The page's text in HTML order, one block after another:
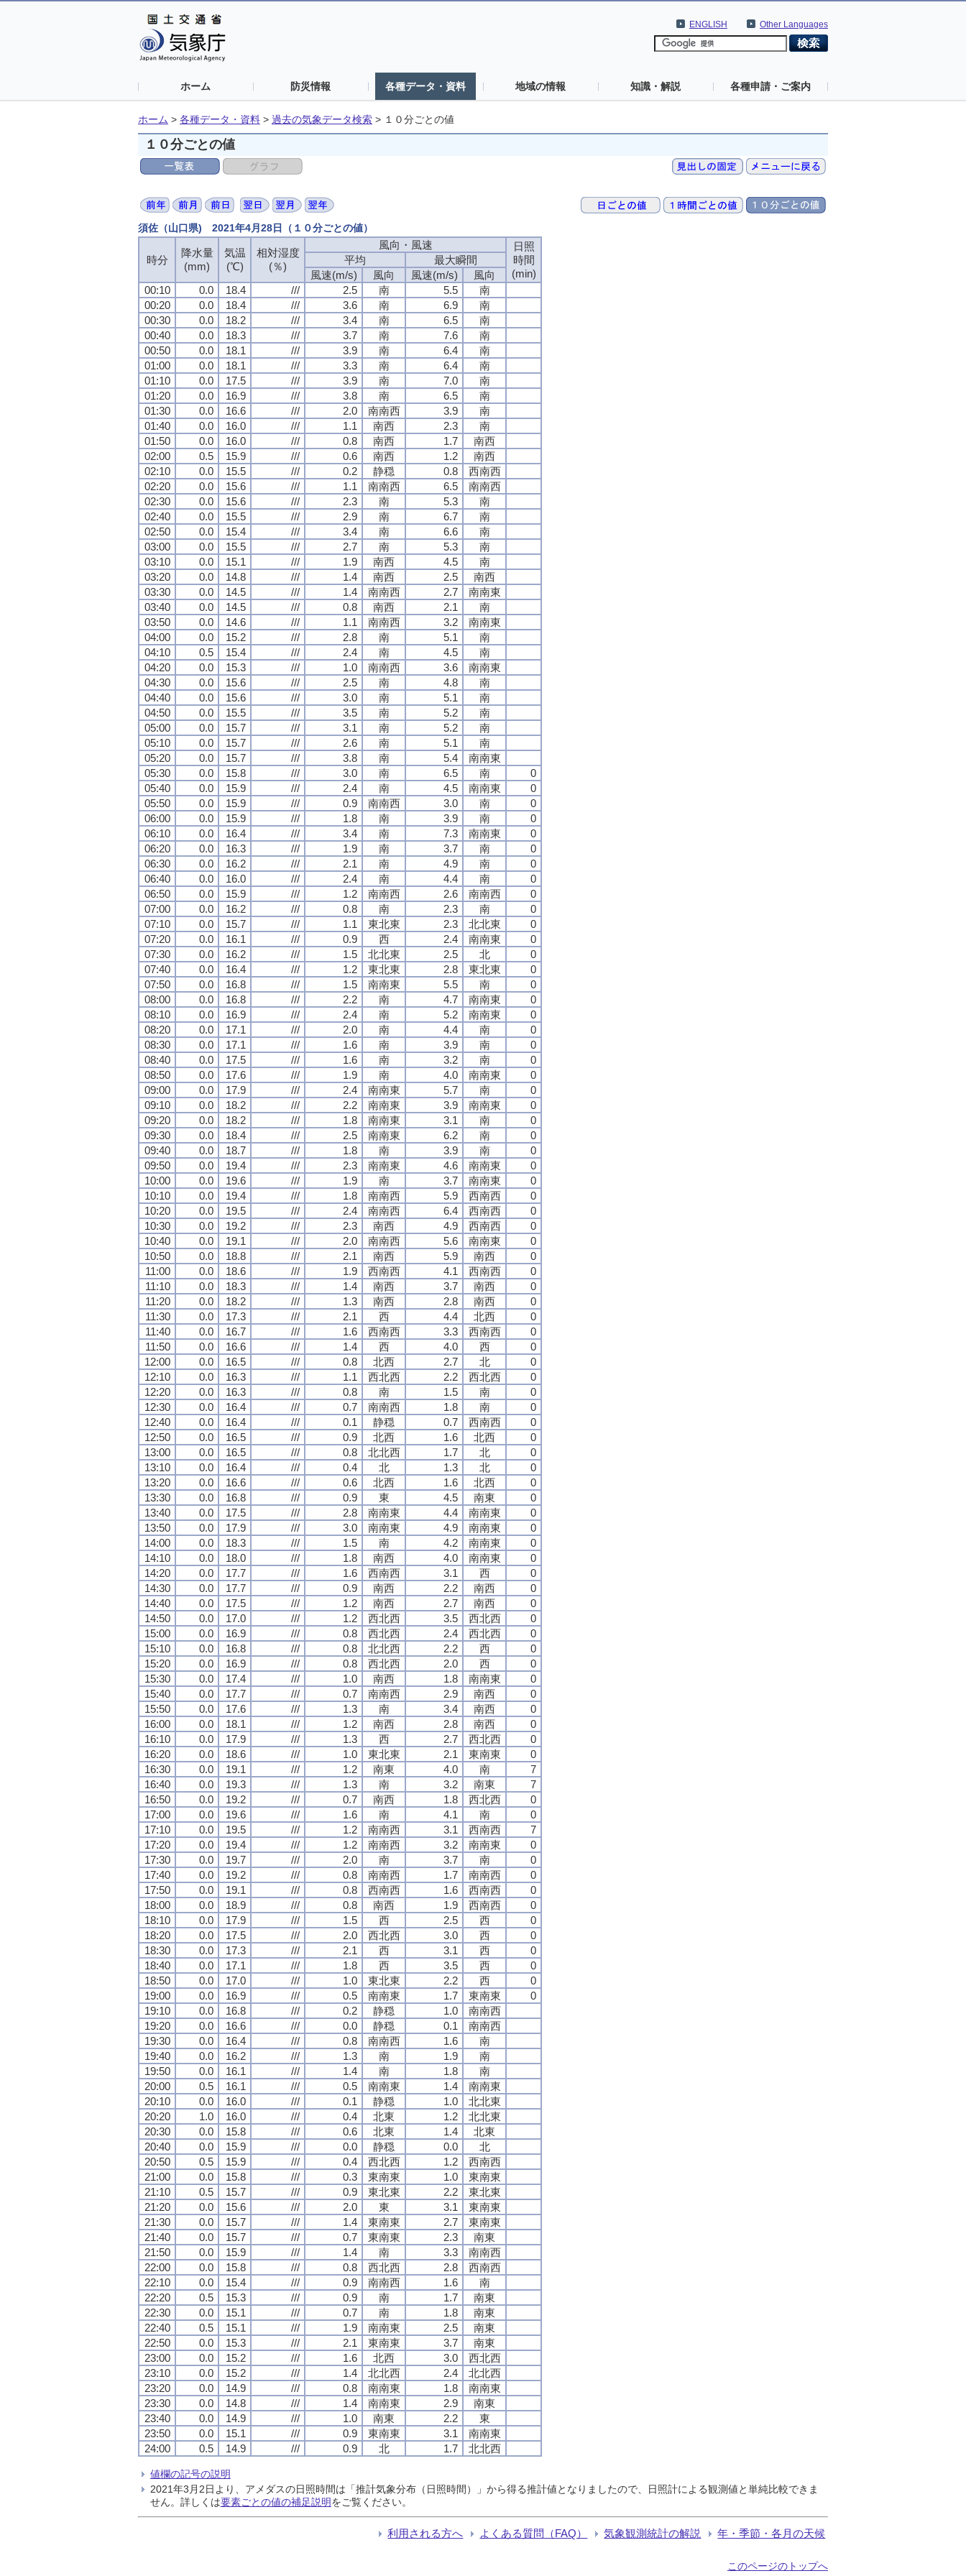
Other Languages
ENGLISH
ホーム 防災情報 各種データ・資料 地域の情報 知識・解説 各種申請・ご案内
ホーム > 各種データ・資料 > 過去の気象データ検索 > １０分ごとの値
１０分ごとの値
須佐（山口県) 2021年4月28日（１０分ごとの値）
時分
降水量
(mm)
気温
(℃)
相対湿度
(％)
風向・風速
日照
時間
(min)
平均
最大瞬間
風速(m/s)
風向 風速(m/s)
風向
00:10
0.0 18.4 /// 2.5 南 5.5
南
00:20
0.0 18.4 /// 3.6 南 6.9
南
00:30
0.0 18.2 /// 3.4 南 6.5
南
00:40
0.0 18.3 /// 3.7 南 7.6
南
00:50
0.0 18.1 /// 3.9 南 6.4
南
01:00
0.0 18.1 /// 3.3 南 6.4
南
01:10
0.0 17.5 /// 3.9 南 7.0
南
01:20
0.0 16.9 /// 3.8 南 6.5
南
01:30
0.0 16.6 /// 2.0 南南西 3.9
南
01:40
0.0 16.0 /// 1.1 南西 2.3
南
01:50
0.0 16.0 /// 0.8 南西 1.7
南西
02:00
0.5 15.9 /// 0.6 南西 1.2
南西
02:10
0.0 15.5 /// 0.2 静穏 0.8
西南西
02:20
0.0 15.6 /// 1.1 南南西 6.5
南南西
02:30
0.0 15.6 /// 2.3 南 5.3
南
02:40
0.0 15.5 /// 2.9 南 6.7
南
02:50
0.0 15.4 /// 3.4 南 6.6
南
03:00
0.0 15.5 /// 2.7 南 5.3
南
03:10
0.0 15.1 /// 1.9 南西 4.5
南
03:20
0.0 14.8 /// 1.4 南西 2.5
南西
03:30
0.0 14.5 /// 1.4 南南西 2.7
南南東
03:40
0.0 14.5 /// 0.8 南西 2.1
南
03:50
0.0 14.6 /// 1.1 南南西 3.2
南南東
04:00
0.0 15.2 /// 2.8 南 5.1
南
04:10
0.5 15.4 /// 2.4 南 4.5
南
04:20
0.0 15.3 /// 1.0 南南西 3.6
南南東
04:30
0.0 15.6 /// 2.5 南 4.8
南
04:40
0.0 15.6 /// 3.0 南 5.1
南
04:50
0.0 15.5 /// 3.5 南 5.2
南
05:00
0.0 15.7 /// 3.1 南 5.2
南
05:10
0.0 15.7 /// 2.6 南 5.1
南
05:20
0.0 15.7 /// 3.8 南 5.4
南南東
05:30
0.0 15.8 /// 3.0 南 6.5 南
0
05:40
0.0 15.9 /// 2.4 南 4.5 南南東
0
05:50
0.0 15.9 /// 0.9 南南西 3.0 南
0
06:00
0.0 15.9 /// 1.8 南 3.9 南
0
06:10
0.0 16.4 /// 3.4 南 7.3 南南東
0
06:20
0.0 16.3 /// 1.9 南 3.7 南
0
06:30
0.0 16.2 /// 2.1 南 4.9 南
0
06:40
0.0 16.0 /// 2.4 南 4.4 南
0
06:50
0.0 15.9 /// 1.2 南南西 2.6 南南西
0
07:00
0.0 16.2 /// 0.8 南 2.3 南
0
07:10
0.0 15.7 /// 1.1 東北東 2.3 北北東
0
07:20
0.0 16.1 /// 0.9 西 2.4 南南東
0
07:30
0.0 16.2 /// 1.5 北北東 2.5 北
0
07:40
0.0 16.4 /// 1.2 東北東 2.8 東北東
0
07:50
0.0 16.8 /// 1.5 南南東 5.5 南
0
08:00
0.0 16.8 /// 2.2 南 4.7 南南東
0
08:10
0.0 16.9 /// 2.4 南 5.2 南南東
0
08:20
0.0 17.1 /// 2.0 南 4.4 南
0
08:30
0.0 17.1 /// 1.6 南 3.9 南
0
08:40
0.0 17.5 /// 1.6 南 3.2 南
0
08:50
0.0 17.6 /// 1.9 南 4.0 南南東
0
09:00
0.0 17.9 /// 2.4 南南東 5.7 南
0
09:10
0.0 18.2 /// 2.2 南南東 3.9 南南東
0
09:20
0.0 18.2 /// 1.8 南南東 3.1 南
0
09:30
0.0 18.4 /// 2.5 南南東 6.2 南
0
09:40
0.0 18.7 /// 1.8 南 3.9 南
0
09:50
0.0 19.4 /// 2.3 南南東 4.6 南南東
0
10:00
0.0 19.6 /// 1.9 南 3.7 南南東
0
10:10
0.0 19.4 /// 1.8 南南西 5.9 西南西
0
10:20
0.0 19.5 /// 2.4 南南西 6.4 西南西
0
10:30
0.0 19.2 /// 2.3 南西 4.9 西南西
0
10:40
0.0 19.1 /// 2.0 南南西 5.6 南南東
0
10:50
0.0 18.8 /// 2.1 南西 5.9 南西
0
11:00
0.0 18.6 /// 1.9 西南西 4.1 西南西
0
11:10
0.0 18.3 /// 1.4 南西 3.7 南西
0
11:20
0.0 18.2 /// 1.3 南西 2.8 南西
0
11:30
0.0 17.3 /// 2.1 西 4.4 北西
0
11:40
0.0 16.7 /// 1.6 西南西 3.3 西南西
0
11:50
0.0 16.6 /// 1.4 西 4.0 西
0
12:00
0.0 16.5 /// 0.8 北西 2.7 北
0
12:10
0.0 16.3 /// 1.1 西北西 2.2 西北西
0
12:20
0.0 16.3 /// 0.8 南 1.5 南
0
12:30
0.0 16.4 /// 0.7 南南西 1.8 南
0
12:40
0.0 16.4 /// 0.1 静穏 0.7 西南西
0
12:50
0.0 16.5 /// 0.9 北西 1.6 北西
0
13:00
0.0 16.5 /// 0.8 北北西 1.7 北
0
13:10
0.0 16.4 /// 0.4 北 1.3 北
0
13:20
0.0 16.6 /// 0.6 北西 1.6 北西
0
13:30
0.0 16.8 /// 0.9 東 4.5 南東
0
13:40
0.0 17.5 /// 2.8 南南東 4.4 南南東
0
13:50
0.0 17.9 /// 3.0 南南東 4.9 南南東
0
14:00
0.0 18.3 /// 1.5 南 4.2 南南東
0
14:10
0.0 18.0 /// 1.8 南西 4.0 南南東
0
14:20
0.0 17.7 /// 1.6 西南西 3.1 西
0
14:30
0.0 17.7 /// 0.9 南西 2.2 南西
0
14:40
0.0 17.5 /// 1.2 南西 2.7 南西
0
14:50
0.0 17.0 /// 1.2 西北西 3.5 西北西
0
15:00
0.0 16.9 /// 0.8 西北西 2.4 西北西
0
15:10
0.0 16.8 /// 0.8 北北西 2.2 西
0
15:20
0.0 16.9 /// 0.8 西北西 2.0 西
0
15:30
0.0 17.4 /// 1.0 南西 1.8 南南東
0
15:40
0.0 17.7 /// 0.7 南南西 2.9 南西
0
15:50
0.0 17.6 /// 1.3 南 3.4 南西
0
16:00
0.0 18.1 /// 1.2 南西 2.8 南西
0
16:10
0.0 17.9 /// 1.3 西 2.7 西北西
0
16:20
0.0 18.6 /// 1.0 東北東 2.1 東南東
0
16:30
0.0 19.1 /// 1.2 南東 4.0 南
7
16:40
0.0 19.3 /// 1.3 南 3.2 南東
7
16:50
0.0 19.2 /// 0.7 南西 1.8 西北西
0
17:00
0.0 19.6 /// 1.6 南 4.1 南
0
17:10
0.0 19.5 /// 1.2 南南西 3.1 西南西
7
17:20
0.0 19.4 /// 1.2 南南西 3.2 南南東
0
17:30
0.0 19.7 /// 2.0 南 3.7 南
0
17:40
0.0 19.2 /// 0.8 南南西 1.7 南南西
0
17:50
0.0 19.1 /// 0.8 西南西 1.6 西南西
0
18:00
0.0 18.9 /// 0.8 南西 1.9 西南西
0
18:10
0.0 17.9 /// 1.5 西 2.5 西
0
18:20
0.0 17.5 /// 2.0 西北西 3.0 西
0
18:30
0.0 17.3 /// 2.1 西 3.1 西
0
18:40
0.0 17.1 /// 1.8 西 3.5 西
0
18:50
0.0 17.0 /// 1.0 東北東 2.2 西
0
19:00
0.0 16.9 /// 0.5 南南東 1.7 東南東
0
19:10
0.0 16.8 /// 0.2 静穏 1.0
南南西
19:20
0.0 16.6 /// 0.0 静穏 0.1
南南西
19:30
0.0 16.4 /// 0.8 南南西 1.6
南
19:40
0.0 16.2 /// 1.3 南 1.9
南
19:50
0.0 16.1 /// 1.4 南 1.8
南
20:00
0.5 16.1 /// 0.5 南南東 1.4
南南東
20:10
0.0 16.0 /// 0.1 静穏 1.0
北北東
20:20
1.0 16.0 /// 0.4 北東 1.2
北北東
20:30
0.0 15.8 /// 0.6 北東 1.4
北東
20:40
0.0 15.9 /// 0.0 静穏 0.0
北
20:50
0.5 15.9 /// 0.4 西北西 1.2
西南西
21:00
0.0 15.8 /// 0.3 東南東 1.0
東南東
21:10
0.5 15.7 /// 0.9 東北東 2.2
東北東
21:20
0.0 15.6 /// 2.0 東 3.1
東南東
21:30
0.0 15.7 /// 1.4 東南東 2.7
東南東
21:40
0.0 15.7 /// 0.7 東南東 2.3
南東
21:50
0.0 15.9 /// 1.4 南 3.3
南南西
22:00
0.0 15.8 /// 0.8 西北西 2.8
西南西
22:10
0.0 15.4 /// 0.9 南南西 1.6
南
22:20
0.5 15.3 /// 0.9 南 1.7
南東
22:30
0.0 15.1 /// 0.7 南 1.8
南東
22:40
0.5 15.1 /// 1.9 南南東 2.5
南東
22:50
0.0 15.3 /// 2.1 東南東 3.7
南東
23:00
0.0 15.2 /// 1.6 北西 3.0
西北西
23:10
0.0 15.2 /// 1.4 北北西 2.4
北北西
23:20
0.0 14.9 /// 0.8 南南東 1.8
南南東
23:30
0.0 14.8 /// 1.4 南南東 2.9
南東
23:40
0.0 14.9 /// 1.0 南東 2.2
東
23:50
0.0 15.1 /// 0.9 東南東 3.1
南南東
24:00
0.5 14.9 /// 0.9 北 1.7 北北西
値欄の記号の説明
2021年3月2日より、アメダスの日照時間は「推計気象分布（日照時間）」から得る推計値となりましたので、日照計による観測値と単純比較できま
せん。詳しくは要素ごとの値の補足説明をご覧ください。
利用される方へ よくある質問（FAQ） 気象観測統計の解説 年・季節・各月の天候
このページのトップへ